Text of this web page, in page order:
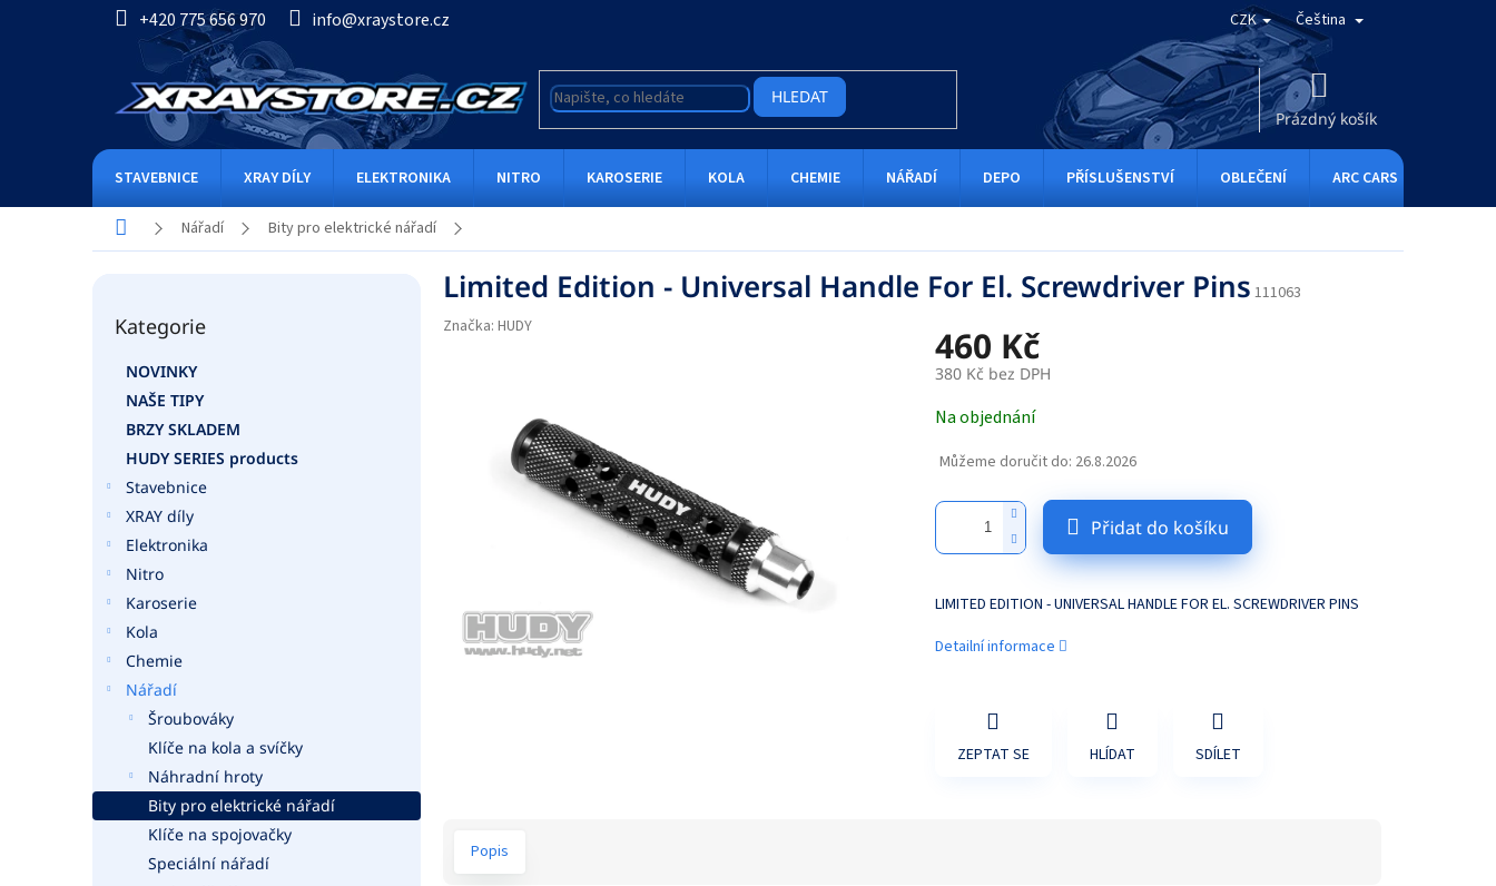
+420 775 656 970 info@xraystore.cz CZK Čeština
HLEDAT
KOŠÍK
Prázdný košík
STAVEBNICE XRAY DÍLY ELEKTRONIKA NITRO KAROSERIE KOLA CHEMIE NÁŘADÍ DEPO PŘÍSLUŠENSTVÍ OBLEČENÍ ARC CARS
Domů Nářadí Bity pro elektrické nářadí
kategorie
Kategorie
NOVINKY
NAŠE TIPY
BRZY SKLADEM
HUDY SERIES products
Stavebnice
XRAY díly
Elektronika
Nitro
Karoserie
Kola
Chemie
Nářadí
Šroubováky
Klíče na kola a svíčky
Náhradní hroty
Bity pro elektrické nářadí
Klíče na spojovačky
Speciální nářadí
Limited Edition - Universal Handle For El. Screwdriver Pins 111063
Značka: HUDY 460 Kč
380 Kč bez DPH
cena:
Na objednání
Můžeme doručit do: 26.8.2026
Přidat do košíku
LIMITED EDITION - UNIVERSAL HANDLE FOR EL. SCREWDRIVER PINS
Detailní informace
ZEPTAT SE HLÍDAT SDÍLET
Popis